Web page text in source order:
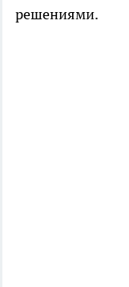
решениями.